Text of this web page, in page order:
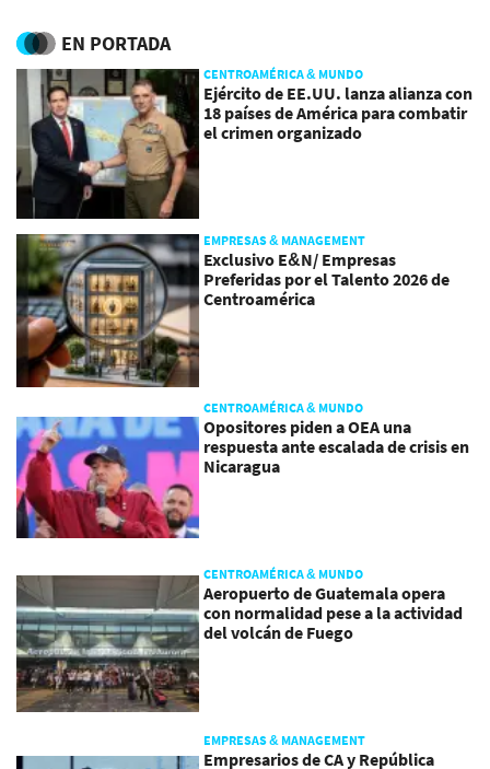
EN PORTADA
CENTROAMÉRICA & MUNDO
Ejército de EE.UU. lanza alianza con
18 países de América para combatir
el crimen organizado
EMPRESAS & MANAGEMENT
Exclusivo E&N/ Empresas
Preferidas por el Talento 2026 de
Centroamérica
CENTROAMÉRICA & MUNDO
Opositores piden a OEA una
respuesta ante escalada de crisis en
Nicaragua
CENTROAMÉRICA & MUNDO
Aeropuerto de Guatemala opera
con normalidad pese a la actividad
del volcán de Fuego
EMPRESAS & MANAGEMENT
Empresarios de CA y República